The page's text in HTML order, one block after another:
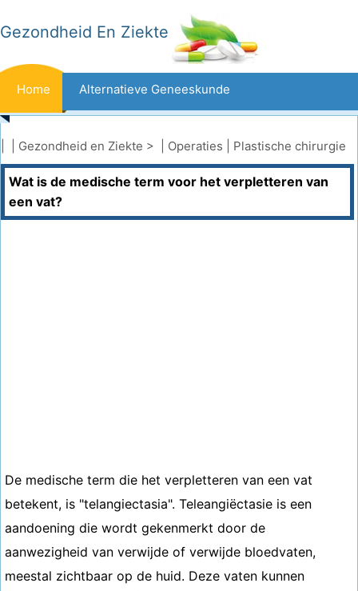
Gezondheid En Ziekte
Home Alternatieve Geneeskunde
Beten En Steken Kanker
Aandoeningen En Behandelingen Mond- En Tandzorg
Gezondheid en Ziekte > | Operaties Plastische chirurgie
Wat is de medische term voor het verpletteren van
een vat?
De medische term die het verpletteren van een vat
betekent, is "telangiectasia". Teleangiëctasie is een
aandoening die wordt gekenmerkt door de
aanwezigheid van verwijde of verwijde bloedvaten,
meestal zichtbaar op de huid. Deze vaten kunnen